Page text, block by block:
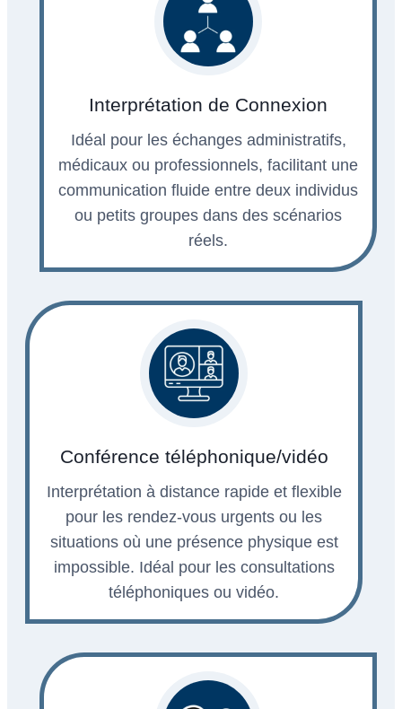
Interprétation de Connexion
Idéal pour les échanges administratifs,
médicaux ou professionnels, facilitant une
communication fluide entre deux individus
ou petits groupes dans des scénarios
réels.
Conférence téléphonique/vidéo
Interprétation à distance rapide et flexible
pour les rendez-vous urgents ou les
situations où une présence physique est
impossible. Idéal pour les consultations
téléphoniques ou vidéo.